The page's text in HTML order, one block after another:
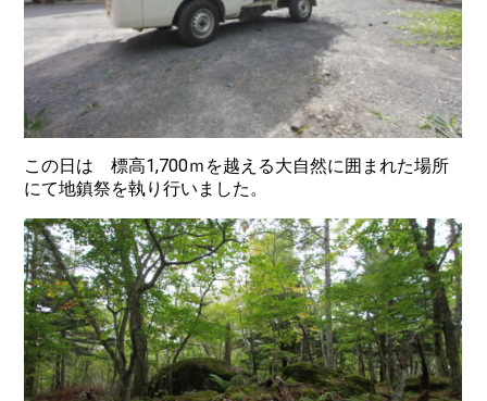
この日は 標高1,700ｍを越える大自然に囲まれた場所
にて地鎮祭を執り行いました。